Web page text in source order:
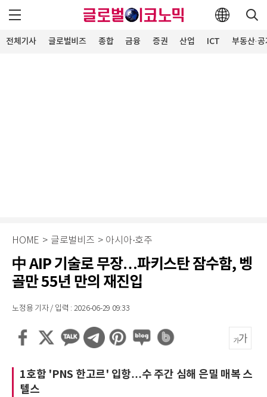
전체기사 글로벌비즈 종합 금융 증권 산업 ICT 부동산·
HOME > 글로벌비즈 > 아시아·호주
中 AIP 기술로 무장…파키스탄 잠수함, 벵
골만 55년 만의 재진입
노정용 기자 / 입력 : 2026-06-29 09:33
1호함 'PNS 한고르' 입항…수 주간 심해 은밀 매복 스
텔스